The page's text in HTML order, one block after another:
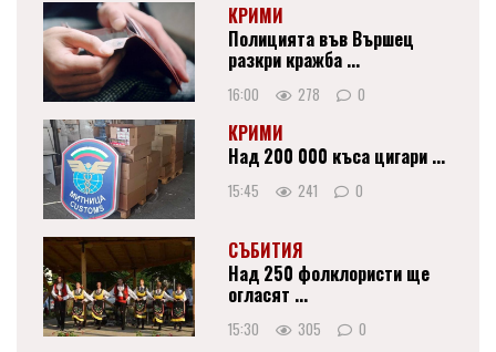
КРИМИ
Полицията във Вършец
разкри кражба ...
16:00 278 0
КРИМИ
Над 200 000 къса цигари ...
15:45 241 0
СЪБИТИЯ
Над 250 фолклористи ще
огласят ...
15:30 305 0